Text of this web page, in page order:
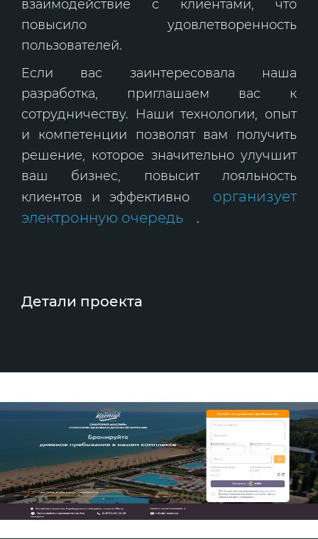
взаимодействие с клиентами, что
повысило удовлетворенность
пользователей.
Если вас заинтересовала наша
разработка, приглашаем вас к
сотрудничеству. Наши технологии, опыт
и компетенции позволят вам получить
решение, которое значительно улучшит
ваш бизнес, повысит лояльность
клиентов и эффективно
организует
электронную очередь
.
Детали проекта